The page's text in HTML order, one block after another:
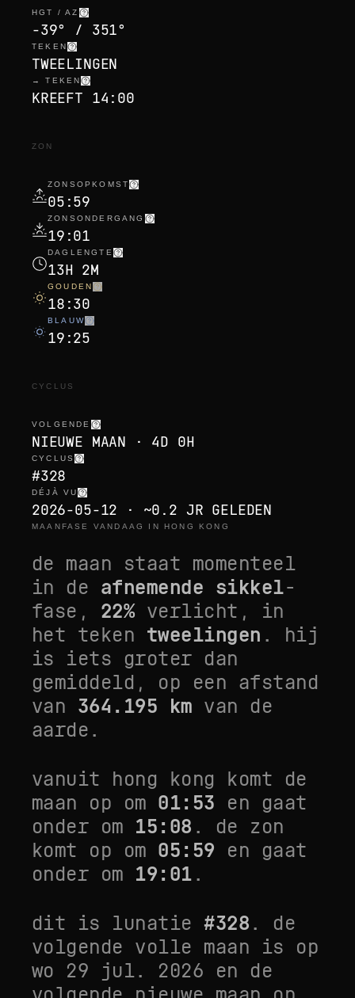
HGT / AZ
-39° / 351°
TEKEN
TWEELINGEN
→ TEKEN
KREEFT 14:00
ZON
ZONSOPKOMST
05:59
ZONSONDERGANG
19:01
DAGLENGTE
13H 2M
GOUDEN
18:30
BLAUW
19:25
CYCLUS
VOLGENDE
NIEUWE MAAN · 4D 0H
CYCLUS
#328
DÉJÀ VU
2026-05-12 · ~0.2 JR GELEDEN
MAANFASE VANDAAG IN HONG KONG
de maan staat momenteel
in de afnemende sikkel-
fase, 22%verlicht, in
het teken tweelingen . hij
is iets groter dan
gemiddeld , op een afstand
van 364.195 km van de
aarde.
vanuit hong kong komt de
maan op om 01:53 en gaat
onder om 15:08 . de zon
komt op om 05:59 en gaat
onder om 19:01.
dit is lunatie#328. de
volgende volle maan is op
wo 29 jul. 2026 en de